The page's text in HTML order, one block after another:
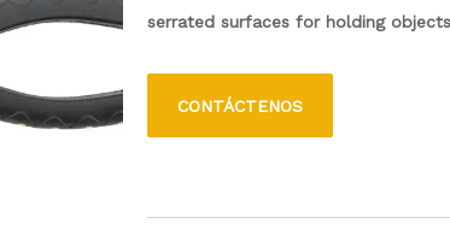
serrated surfaces for holding
ergonomic handles provide
CONTÁCTENOS